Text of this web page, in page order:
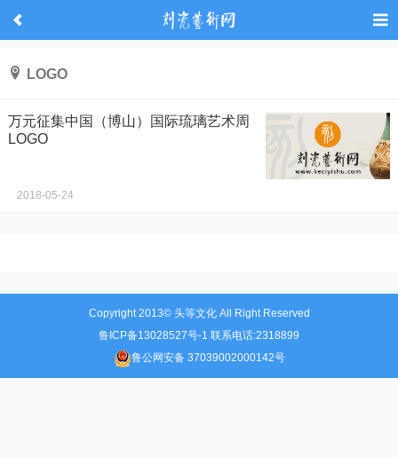
LOGO
万元征集中国（博山）国际琉璃艺术周
LOGO
2018-05-24
Copyright 2013© 头等文化 All Right Reserved
鲁ICP备13028527号-1 联系电话:2318899
鲁公网安备 37039002000142号